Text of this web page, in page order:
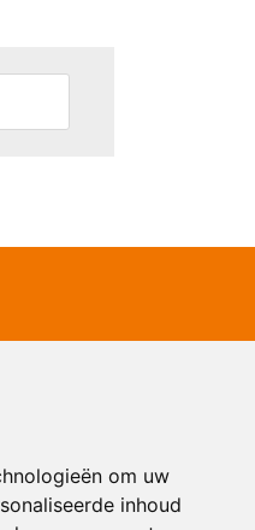
om uw
inhoud